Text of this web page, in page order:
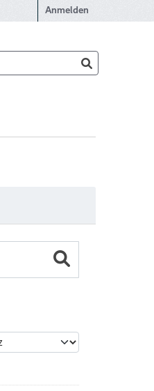
Anmelden